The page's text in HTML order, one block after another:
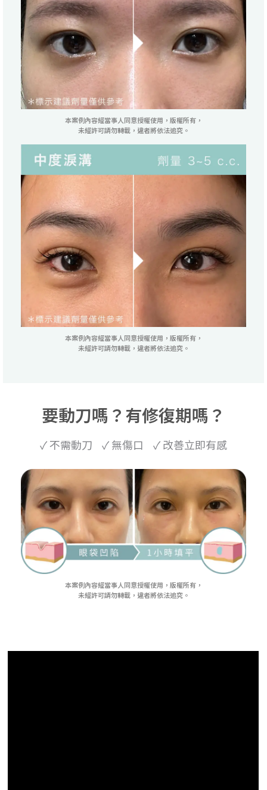
本案例內容經當事人同意授權使用，版權所有，
未經許可請勿轉載，違者將依法追究。
本案例內容經當事人同意授權使用，版權所有，
未經許可請勿轉載，違者將依法追究。
要動刀嗎？有修復期嗎？
✓ 不需動刀 ✓ 無傷口 ✓ 改善立即有感
本案例內容經當事人同意授權使用，版權所有，
未經許可請勿轉載，違者將依法追究。